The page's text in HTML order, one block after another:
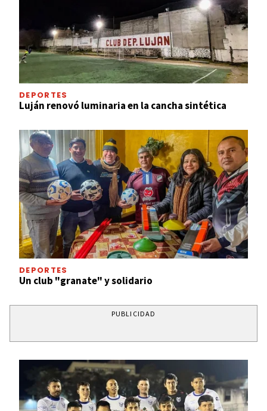
DEPORTES
Luján renovó luminaria en la cancha sintética
DEPORTES
Un club "granate" y solidario
PUBLICIDAD